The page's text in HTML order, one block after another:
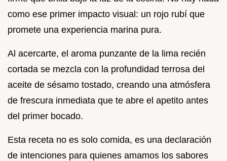
como ese primer impacto visual: un rojo rubí que
promete una experiencia marina pura.
Al acercarte, el aroma punzante de la lima recién
cortada se mezcla con la profundidad terrosa del
aceite de sésamo tostado, creando una atmósfera
de frescura inmediata que te abre el apetito antes
del primer bocado.
Esta receta no es solo comida, es una declaración
de intenciones para quienes amamos los sabores